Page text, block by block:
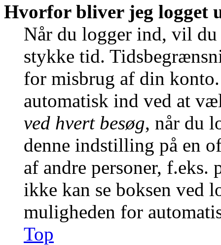
Hvorfor bliver jeg logget
Når du logger ind, vil
stykke tid.
for misbrug af din
automatisk ind ved at
ved hvert besøg, når du
denne indstilling på en
af andre personer,
ikke kan se boksen ved
muligheden for
Top